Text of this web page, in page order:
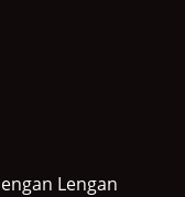
Lengan